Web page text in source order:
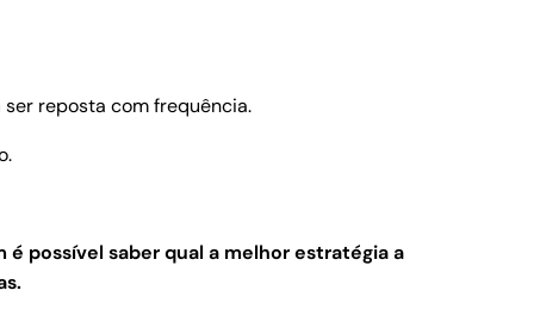
reposta com frequência.
é possível saber qual a melhor estratégia a